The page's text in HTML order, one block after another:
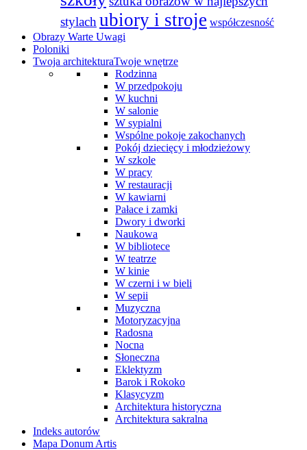
stylach ubiory i stroje współczesność
Obrazy Warte Uwagi
Poloniki
Twoja architekturaTwoje wnętrze
Rodzinna
W przedpokoju
W kuchni
W salonie
W sypialni
Wspólne pokoje zakochanych
Pokój dziecięcy i młodzieżowy
W szkole
W pracy
W restauracji
W kawiarni
Pałace i zamki
Dwory i dworki
Naukowa
W bibliotece
W teatrze
W kinie
W czerni i w bieli
W sepii
Muzyczna
Motoryzacyjna
Radosna
Nocna
Słoneczna
Eklektyzm
Barok i Rokoko
Klasycyzm
Architektura historyczna
Architektura sakralna
Indeks autorów
Mapa Donum Artis